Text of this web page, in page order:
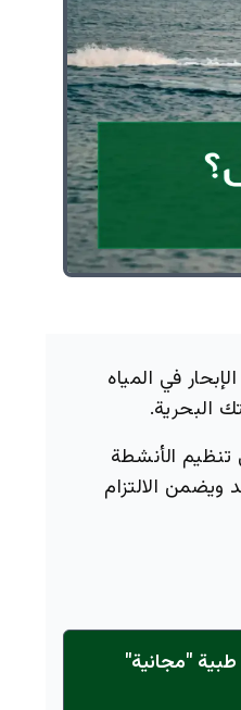
في المياه
البحرية.
تنظيم الأنشطة
ويضمن الالتزام
"مجانية"